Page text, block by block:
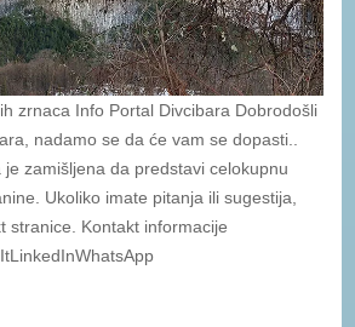
zrnaca Info Portal Divcibara Dobrodošli
nadamo se da će vam se dopasti..
zamišljena da predstavi celokupnu
Ukoliko imate pitanja ili sugestija,
stranice. Kontakt informacije